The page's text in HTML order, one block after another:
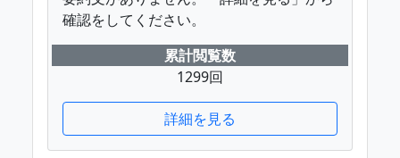
確認をしてください。
累計閲覧数
1299回
詳細を見る